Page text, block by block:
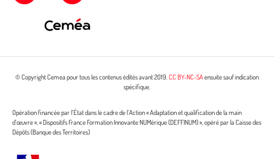
© Copyright Cemea pour tous les contenus édités avant 2019.CC BY-NC-SAensuite sauf indication
spécifique.
Opération financée par l’État dans le cadre de l’Action « Adaptation et qualification de la main
d’œuvre », « Dispositifs France Formation Innovante NUMérique (DEFFINUM) », opéré par la Caisse des
Dépôts (Banque des Territoires)